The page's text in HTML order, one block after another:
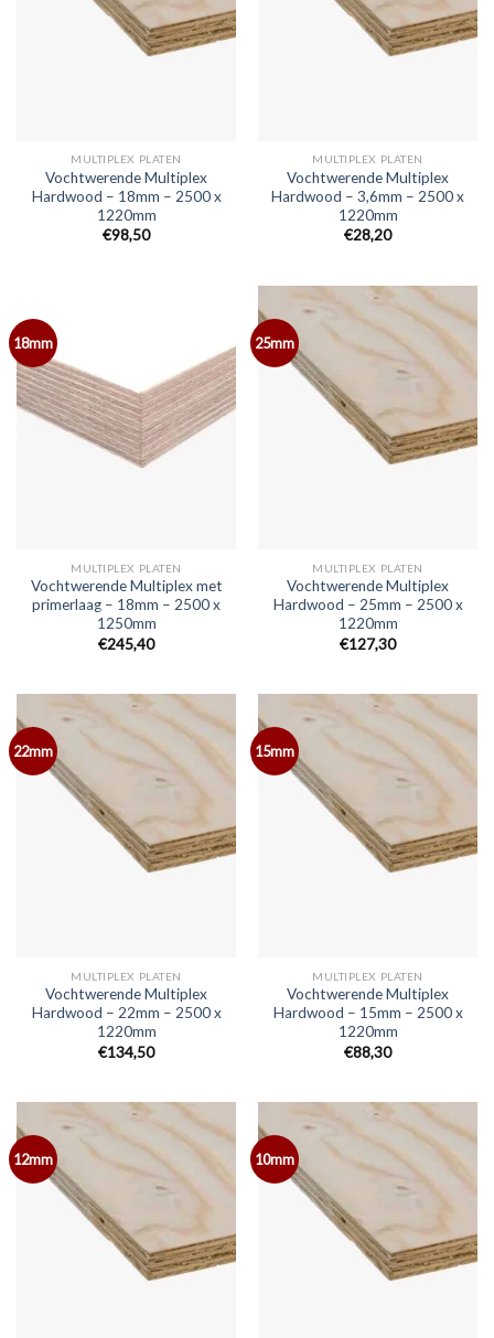
MULTIPLEX PLATEN
Vochtwerende Multiplex
Hardwood – 18mm – 2500 x
1220mm
€98,50
MULTIPLEX PLATEN
Vochtwerende Multiplex
Hardwood – 3,6mm – 2500 x
1220mm
€28,20
18mm
MULTIPLEX PLATEN
Vochtwerende Multiplex met
primerlaag – 18mm – 2500 x
1250mm
€245,40
25mm
MULTIPLEX PLATEN
Vochtwerende Multiplex
Hardwood – 25mm – 2500 x
1220mm
€127,30
22mm
MULTIPLEX PLATEN
Vochtwerende Multiplex
Hardwood – 22mm – 2500 x
1220mm
€134,50
15mm
MULTIPLEX PLATEN
Vochtwerende Multiplex
Hardwood – 15mm – 2500 x
1220mm
€88,30
12mm 10mm